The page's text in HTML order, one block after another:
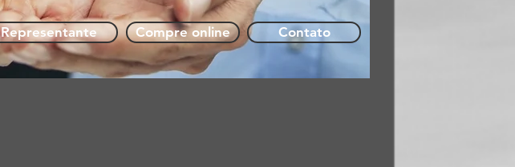
Compre online Contato
Representante